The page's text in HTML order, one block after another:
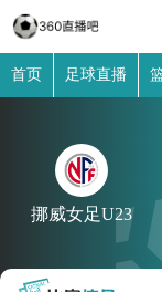
首页 足球直播
挪威女足U23